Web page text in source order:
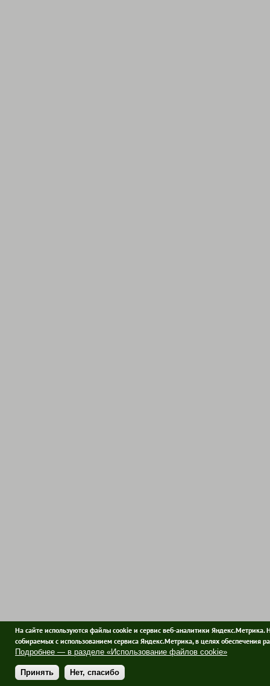
На сайте используются файлы cookie и сервис веб-аналитики
собираемых с использованием сервиса Яндекс.Метрика, в целях обеспечения
Подробнее — в разделе «Использование файлов cookie»
Принять Нет, спасибо